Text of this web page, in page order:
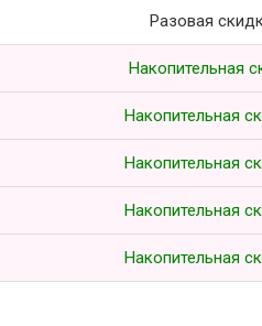
Разовая
Накопительная
Накопительная
Накопительная
Накопительная
Накопительная